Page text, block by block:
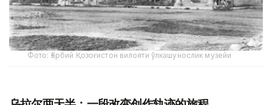
Фото: Ғарбий Қозоғистон вилояти ўлкашунослик музейи